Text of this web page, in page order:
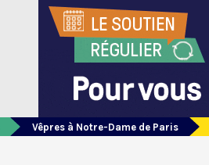
Vêpres à Notre-Dame de Paris